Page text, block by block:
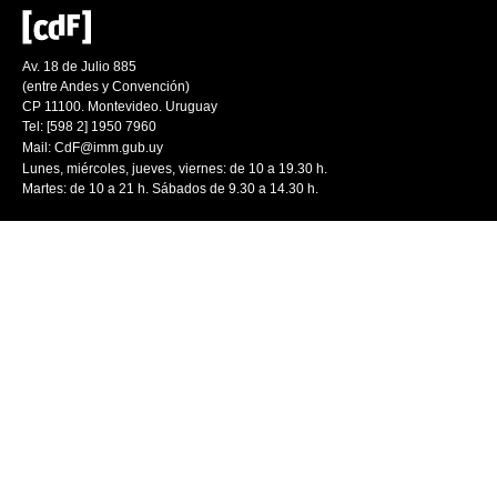
Av. 18 de Julio 885
(entre Andes y Convención)
CP 11100. Montevideo. Uruguay
Tel: [598 2] 1950 7960
Mail: CdF@imm.gub.uy
Lunes, miércoles, jueves, viernes: de 10 a 19.30 h.
Martes: de 10 a 21 h. Sábados de 9.30 a 14.30 h.